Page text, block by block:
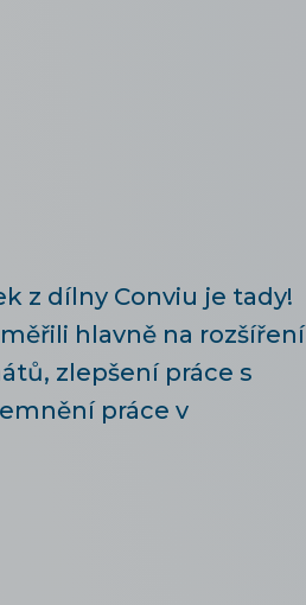
z dílny Conviu je tady!
hlavně na rozšíření
zlepšení práce s
práce v